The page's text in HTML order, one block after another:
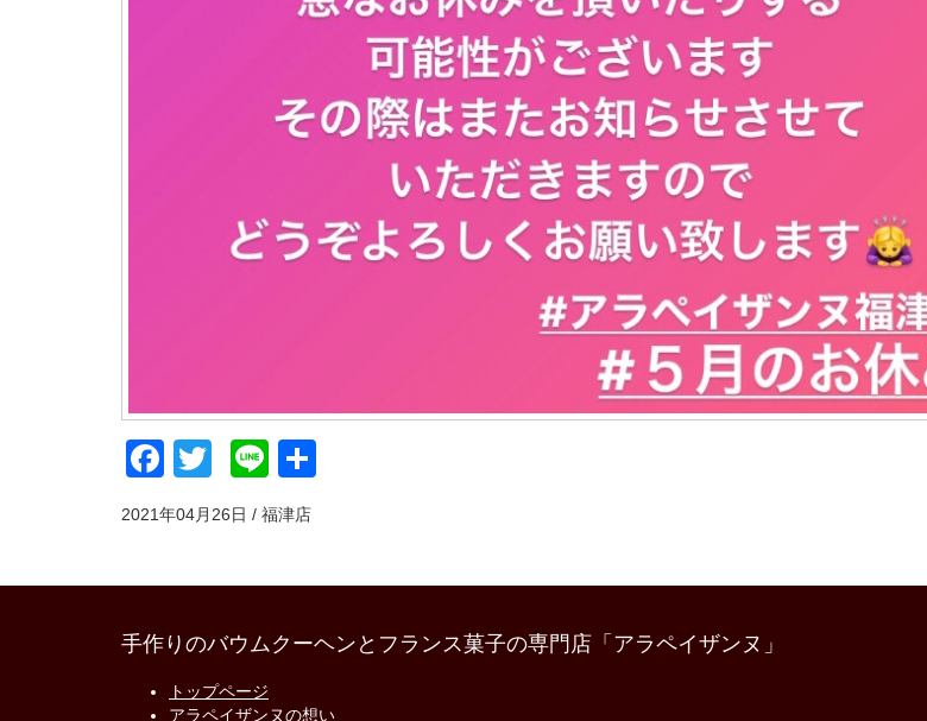
Facebook
Twitter
Line
2021年04月26日 / 福津店
手作りのバウムクーヘンとフランス菓子の専門店「アラペイザンヌ」
トップページ
アラペイザンヌの想い